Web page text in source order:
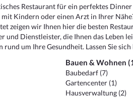
Restaurant für ein perfektes
Kindern oder einen Arzt in Ihrer
zeigen wir Ihnen hier die besten
und Dienstleister, die Ihnen das Leben
rund um Ihre Gesundheit. Lassen Sie
Bauen & Wohnen
Baubedarf (7)
Gartencenter (1)
Hausverwaltung (2)